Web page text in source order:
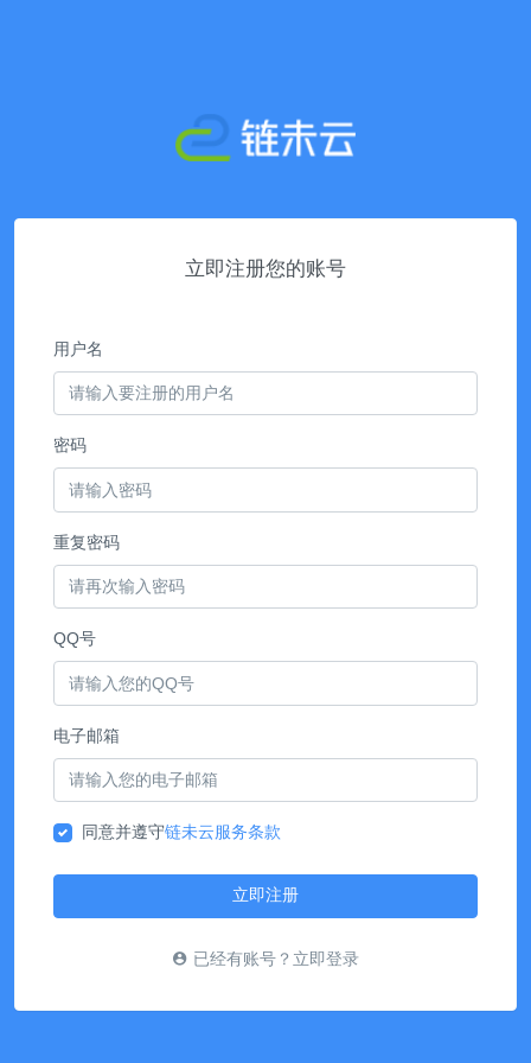
立即注册您的账号
用户名
密码
重复密码
QQ号
电子邮箱
同意并遵守链未云服务条款
立即注册
已经有账号？立即登录